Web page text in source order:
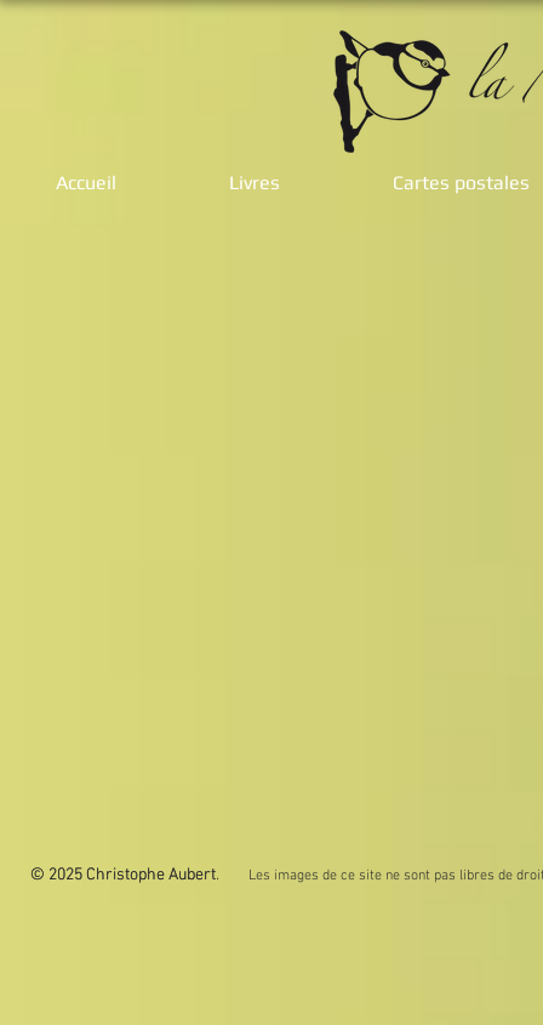
Accueil Livres Cartes postales
© 2025 Christophe Aubert. Les images de ce site ne sont pas libres de
© 2025 Christophe Aubert